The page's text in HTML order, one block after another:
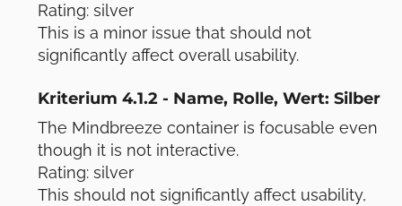
Rating: silver
This is a minor issue that should not
significantly affect overall usability.
Kriterium 4.1.2 - Name, Rolle, Wert: Silber
The Mindbreeze container is focusable even
though it is not interactive.
Rating: silver
This should not significantly affect usability,